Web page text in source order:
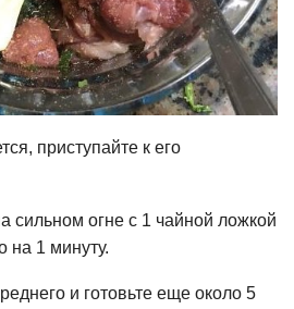
приступайте к его
сильном огне с 1 чайной ложкой
на 1 минуту.
и готовьте еще около 5